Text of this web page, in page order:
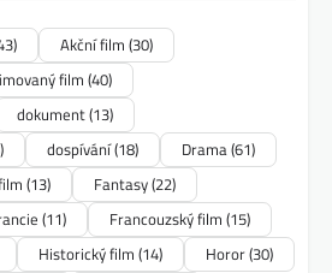
Akční film (30)
film (40)
dokument(13)
dospívání(18) Drama(61)
(13) Fantasy(22)
(11) Francouzský film (15)
Historický film (14) Horor(30)